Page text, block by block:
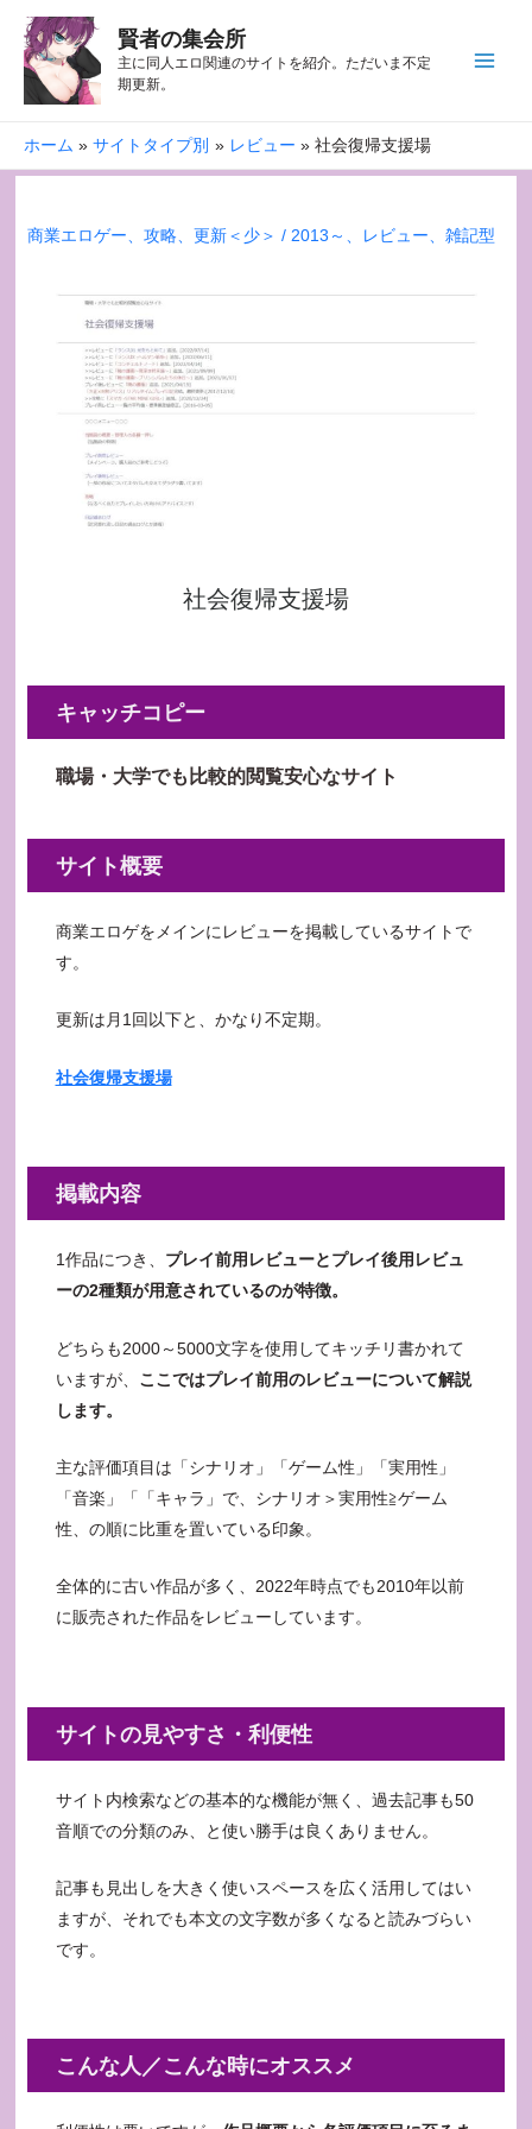
賢者の集会所
主に同人エロ関連のサイトを紹介。ただいま不定
期更新。
ホーム サイトタイプ別 レビュー 社会復帰支援場
商業エロゲー、 攻略、 更新＜少＞ / 2013～ 、 レビュー、 雑記型
社会復帰支援場
キャッチコピー
職場・大学でも比較的閲覧安心なサイト
サイト概要
商業エロゲをメインにレビューを掲載しているサイトで
す。
更新は月1回以下と、かなり不定期。
社会復帰支援場
掲載内容
1作品につき、 プレイ前用レビューとプレイ後用レビュ
ーの2種類が用意されているのが特徴。
どちらも2000～5000文字を使用してキッチリ書かれて
いますが、 ここではプレイ前用のレビューについて解説
します。
主な評価項目は「シナリオ」「ゲーム性」「実用性」
「音楽」「「キャラ」で、シナリオ＞実用性≧ゲーム
性、の順に比重を置いている印象。
全体的に古い作品が多く、2022年時点でも2010年以前
に販売された作品をレビューしています。
サイトの見やすさ・利便性
サイト内検索などの基本的な機能が無く、過去記事も50
音順での分類のみ、と使い勝手は良くありません。
記事も見出しを大きく使いスペースを広く活用してはい
ますが、それでも本文の文字数が多くなると読みづらい
です。
こんな人／こんな時にオススメ